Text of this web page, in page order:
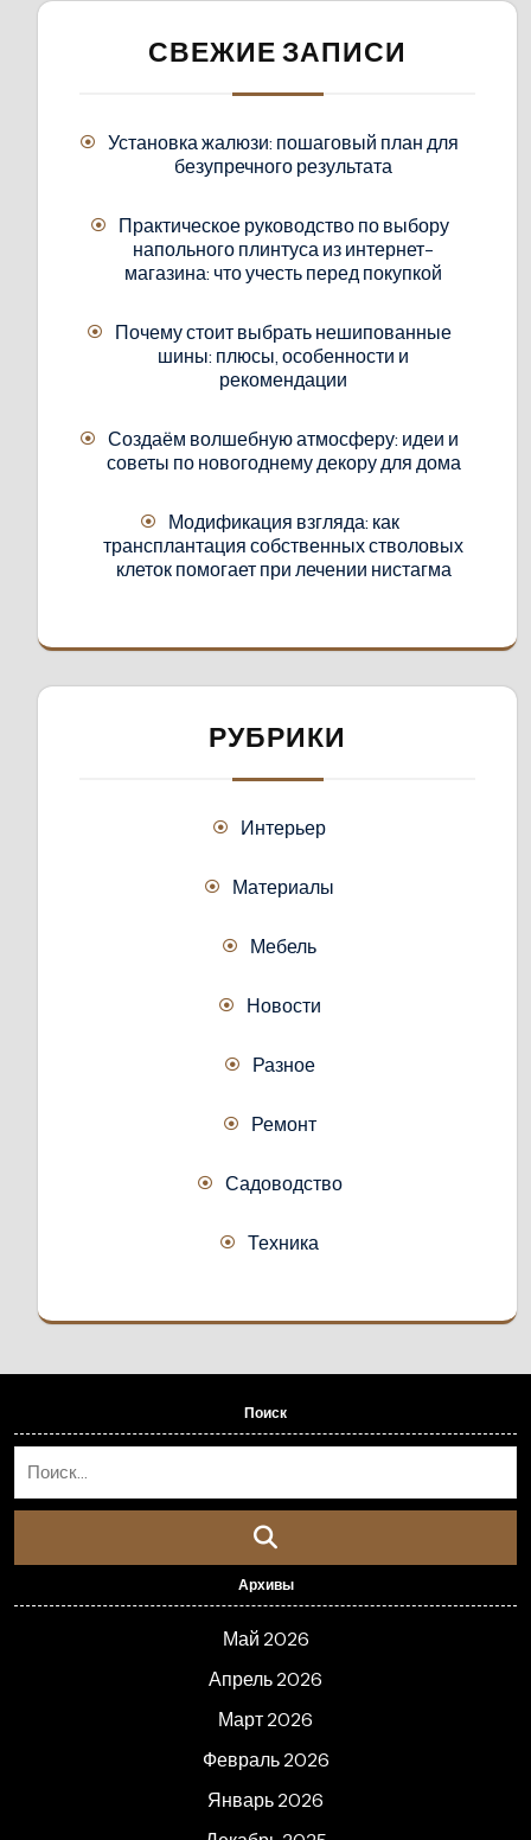
СВЕЖИЕ ЗАПИСИ
Установка жалюзи: пошаговый план для
безупречного результата
Практическое руководство по выбору
напольного плинтуса из интернет-
магазина: что учесть перед покупкой
Почему стоит выбрать нешипованные
шины: плюсы, особенности и
рекомендации
Создаём волшебную атмосферу: идеи и
советы по новогоднему декору для дома
Модификация взгляда: как
трансплантация собственных стволовых
клеток помогает при лечении нистагма
РУБРИКИ
Интерьер
Материалы
Мебель
Новости
Разное
Ремонт
Садоводство
Техника
Поиск
Архивы
Май 2026
Апрель 2026
Март 2026
Февраль 2026
Январь 2026